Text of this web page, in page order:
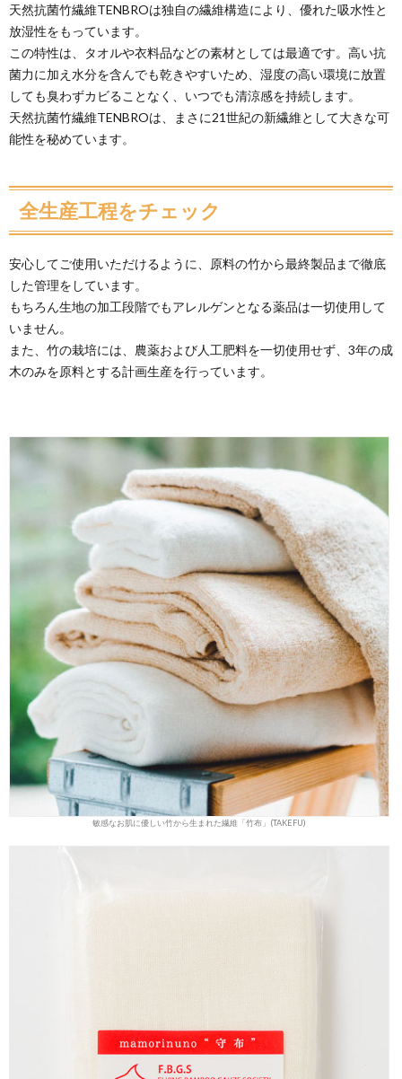
天然抗菌竹繊維TENBROは独自の繊維構造により、優れた吸水性と
放湿性をもっています。
この特性は、タオルや衣料品などの素材としては最適です。高い抗
菌力に加え水分を含んでも乾きやすいため、湿度の高い環境に放置
しても臭わずカビることなく、いつでも清涼感を持続します。
天然抗菌竹繊維TENBROは、まさに21世紀の新繊維として大きな可
能性を秘めています。
全生産工程をチェック
安心してご使用いただけるように、原料の竹から最終製品まで徹底
した管理をしています。
もちろん生地の加工段階でもアレルゲンとなる薬品は一切使用して
いません。
また、竹の栽培には、農薬および人工肥料を一切使用せず、3年の成
木のみを原料とする計画生産を行っています。
敏感なお肌に優しい竹から生まれた繊維「竹布」(TAKEFU)